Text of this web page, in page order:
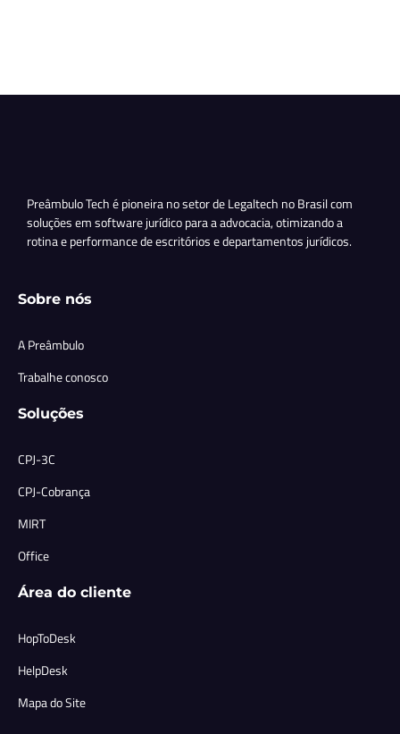
Preâmbulo Tech é pioneira no setor de Legaltech no Brasil com
soluções em software jurídico para a advocacia, otimizando a
rotina e performance de escritórios e departamentos jurídicos.
Sobre nós
A Preâmbulo
Trabalhe conosco
Soluções
CPJ-3C
CPJ-Cobrança
MIRT
Office
Área do cliente
HopToDesk
HelpDesk
Mapa do Site